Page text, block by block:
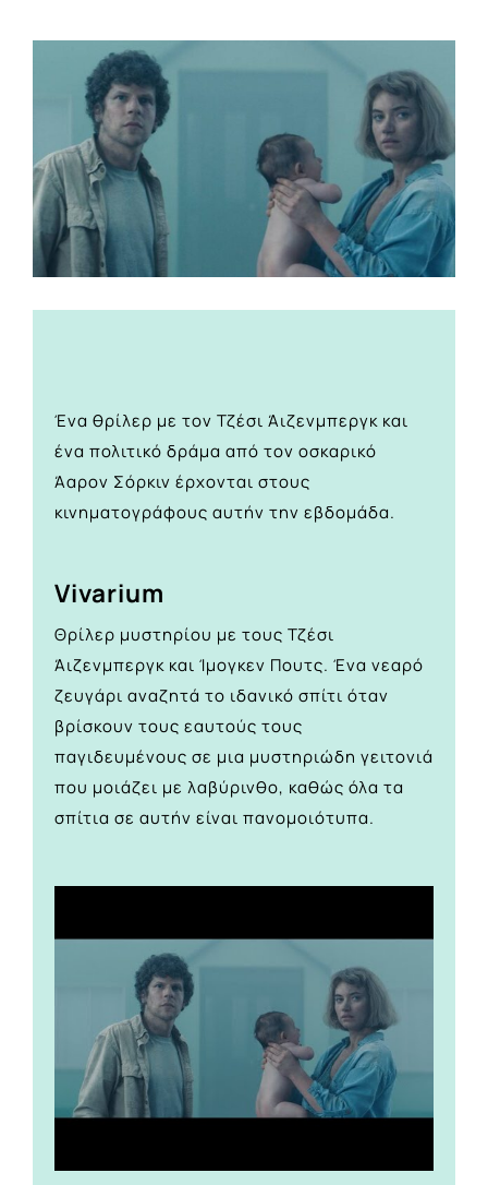
Larger
Ένα θρίλερ με τον Τζέσι Άιζενμπεργκ και
ένα πολιτικό δράμα από τον οσκαρικό
Άαρον Σόρκιν έρχονται στους
κινηματογράφους αυτήν την εβδομάδα.
Vivarium
Θρίλερ μυστηρίου με τους Τζέσι
Άιζενμπεργκ και Ίμογκεν Πουτς. Ένα νεαρό
ζευγάρι αναζητά το ιδανικό σπίτι όταν
βρίσκουν τους εαυτούς τους
παγιδευμένους σε μια μυστηριώδη γειτονιά
που μοιάζει με λαβύρινθο, καθώς όλα τα
σπίτια σε αυτήν είναι πανομοιότυπα.